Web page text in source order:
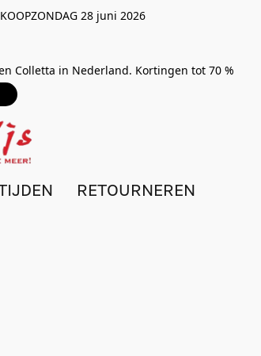
28 juni 2026
Colletta in Nederland. Kortingen tot 70 %
RETOURNEREN